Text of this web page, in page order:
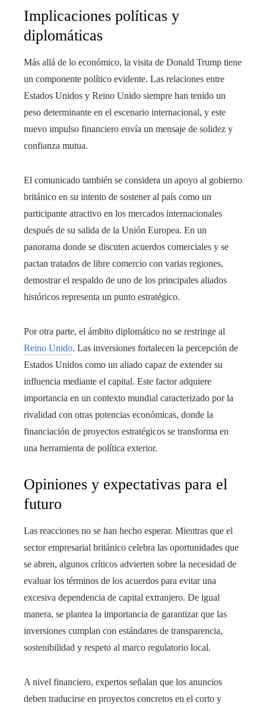
Implicaciones políticas y
diplomáticas
Más allá de lo económico, la visita de Donald Trump tiene
un componente político evidente. Las relaciones entre
Estados Unidos y Reino Unido siempre han tenido un
peso determinante en el escenario internacional, y este
nuevo impulso financiero envía un mensaje de solidez y
confianza mutua.
El comunicado también se considera un apoyo al gobierno
británico en su intento de sostener al país como un
participante atractivo en los mercados internacionales
después de su salida de la Unión Europea. En un
panorama donde se discuten acuerdos comerciales y se
pactan tratados de libre comercio con varias regiones,
demostrar el respaldo de uno de los principales aliados
históricos representa un punto estratégico.
Por otra parte, el ámbito diplomático no se restringe al
Reino Unido. Las inversiones fortalecen la percepción de
Estados Unidos como un aliado capaz de extender su
influencia mediante el capital. Este factor adquiere
importancia en un contexto mundial caracterizado por la
rivalidad con otras potencias económicas, donde la
financiación de proyectos estratégicos se transforma en
una herramienta de política exterior.
Opiniones y expectativas para el
futuro
Las reacciones no se han hecho esperar. Mientras que el
sector empresarial británico celebra las oportunidades que
se abren, algunos críticos advierten sobre la necesidad de
evaluar los términos de los acuerdos para evitar una
excesiva dependencia de capital extranjero. De igual
manera, se plantea la importancia de garantizar que las
inversiones cumplan con estándares de transparencia,
sostenibilidad y respeto al marco regulatorio local.
A nivel financiero, expertos señalan que los anuncios
deben traducirse en proyectos concretos en el corto y